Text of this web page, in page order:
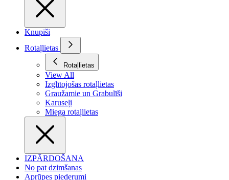
Knupīši
Rotaļlietas
Rotaļlietas
View All
Izglītojošas rotaļlietas
Graužamie un Grabulīši
Karuseļi
Miega rotaļlietas
IZPĀRDOŠANA
No pat dzimšanas
Aprūpes piederumi